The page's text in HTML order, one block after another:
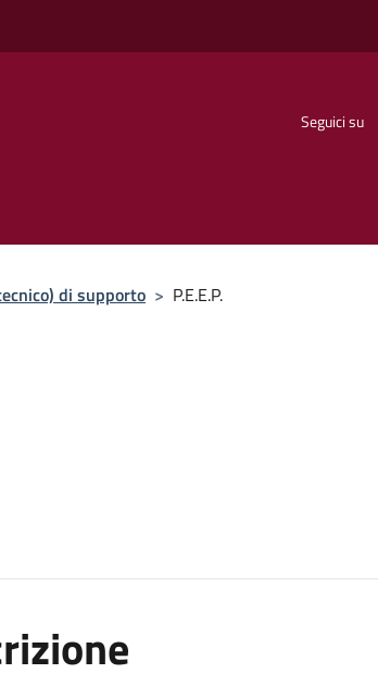
Seguici su
di supporto > P.E.E.P.